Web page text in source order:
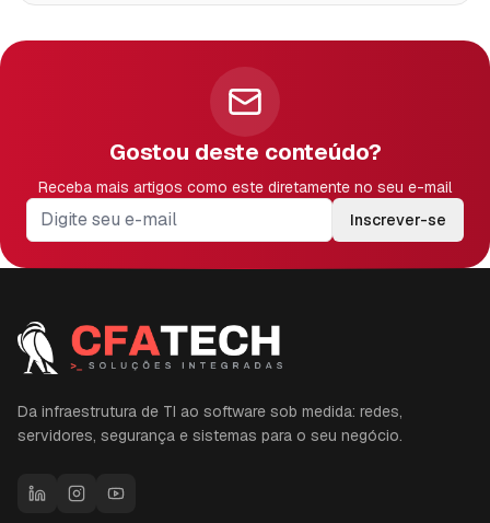
Gostou deste conteúdo?
Receba mais artigos como este diretamente no seu e-mail
Inscrever-se
Da infraestrutura de TI ao software sob medida: redes,
servidores, segurança e sistemas para o seu negócio.